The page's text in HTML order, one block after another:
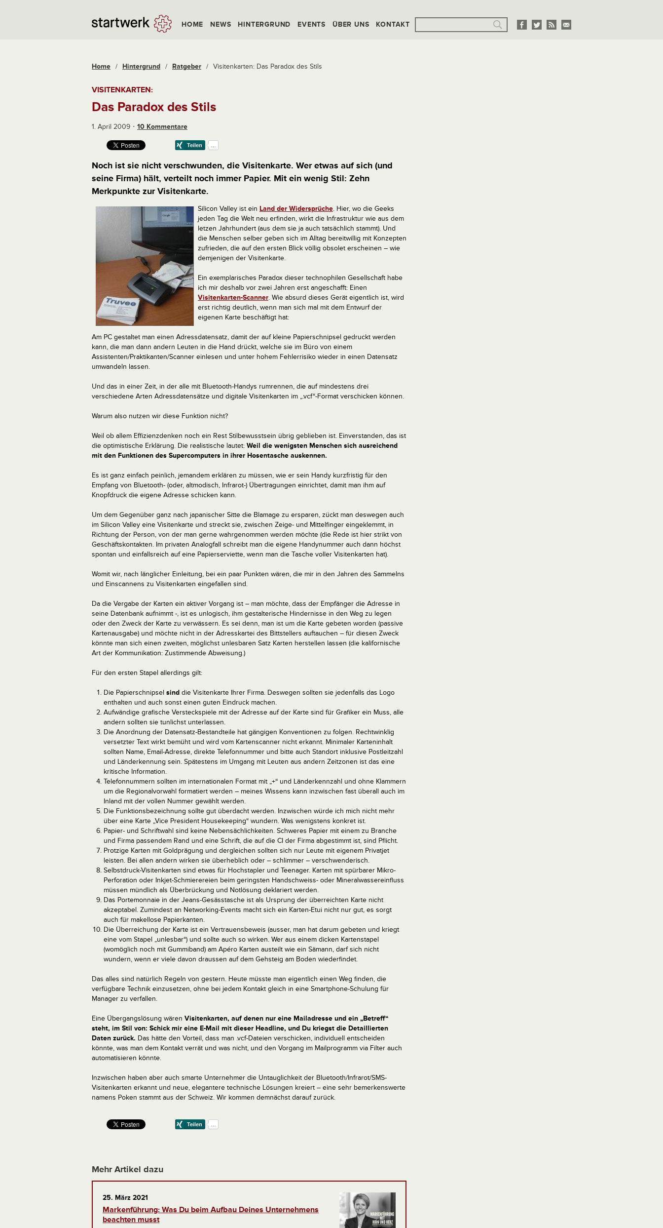
HOME NEWS HINTERGRUND EVENTS ÜBER UNS KONTAKT
Home / Hintergrund / Ratgeber / Visitenkarten: Das Paradox des Stils
VISITENKARTEN:
Das Paradox des Stils
1. April 2009 10 Kommentare
Noch ist sie nicht verschwunden, die Visitenkarte. Wer etwas auf sich (und
seine Firma) hält, verteilt noch immer Papier. Mit ein wenig Stil: Zehn
Merkpunkte zur Visitenkarte.
Silicon Valley ist ein Land der Widersprüche. Hier, wo die Geeks
jeden Tag die Welt neu erfinden, wirkt die Infrastruktur wie aus dem
letzen Jahrhundert (aus dem sie ja auch tatsächlich stammt). Und
die Menschen selber geben sich im Alltag bereitwillig mit Konzepten
zufrieden, die auf den ersten Blick völlig obsolet erscheinen – wie
demjenigen der Visitenkarte.
Ein exemplarisches Paradox dieser technophilen Gesellschaft habe
ich mir deshalb vor zwei Jahren erst angeschafft: Einen
Visitenkarten-Scanner. Wie absurd dieses Gerät eigentlich ist, wird
erst richtig deutlich, wenn man sich mal mit dem Entwurf der
eigenen Karte beschäftigt hat:
Am PC gestaltet man einen Adressdatensatz, damit der auf kleine Papierschnipsel gedruckt werden
kann, die man dann andern Leuten in die Hand drückt, welche sie im Büro von einem
Assistenten/Praktikanten/Scanner einlesen und unter hohem Fehlerrisiko wieder in einen Datensatz
umwandeln lassen.
Und das in einer Zeit, in der alle mit Bluetooth-Handys rumrennen, die auf mindestens drei
verschiedene Arten Adressdatensätze und digitale Visitenkarten im „.vcf“-Format verschicken können.
Warum also nutzen wir diese Funktion nicht?
Weil ob allem Effizienzdenken noch ein Rest Stilbewusstsein übrig geblieben ist. Einverstanden, das ist
die optimistische Erklärung. Die realistische lautet: Weil die wenigsten Menschen sich ausreichend
mit den Funktionen des Supercomputers in ihrer Hosentasche auskennen.
Es ist ganz einfach peinlich, jemandem erklären zu müssen, wie er sein Handy kurzfristig für den
Empfang von Bluetooth- (oder, altmodisch, Infrarot-) Übertragungen einrichtet, damit man ihm auf
Knopfdruck die eigene Adresse schicken kann.
Um dem Gegenüber ganz nach japanischer Sitte die Blamage zu ersparen, zückt man deswegen auch
im Silicon Valley eine Visitenkarte und streckt sie, zwischen Zeige- und Mittelfinger eingeklemmt, in
Richtung der Person, von der man gerne wahrgenommen werden möchte (die Rede ist hier strikt von
Geschäftskontakten. Im privaten Analogfall schreibt man die eigene Handynummer auch dann höchst
spontan und einfallsreich auf eine Papierserviette, wenn man die Tasche voller Visitenkarten hat).
Womit wir, nach länglicher Einleitung, bei ein paar Punkten wären, die mir in den Jahren des Sammelns
und Einscannens zu Visitenkarten eingefallen sind.
Da die Vergabe der Karten ein aktiver Vorgang ist – man möchte, dass der Empfänger die Adresse in
seine Datenbank aufnimmt -, ist es unlogisch, ihm gestalterische Hindernisse in den Weg zu legen
oder den Zweck der Karte zu verwässern. Es sei denn, man ist um die Karte gebeten worden (passive
Kartenausgabe) und möchte nicht in der Adresskartei des Bittstellers auftauchen – für diesen Zweck
könnte man sich einen zweiten, möglichst unlesbaren Satz Karten herstellen lassen (die kalifornische
Art der Kommunikation: Zustimmende Abweisung.)
Für den ersten Stapel allerdings gilt:
Die Papierschnipsel sind die Visitenkarte Ihrer Firma. Deswegen sollten sie jedenfalls das Logo
enthalten und auch sonst einen guten Eindruck machen.
Aufwändige grafische Versteckspiele mit der Adresse auf der Karte sind für Grafiker ein Muss, alle
andern sollten sie tunlichst unterlassen.
Die Anordnung der Datensatz-Bestandteile hat gängigen Konventionen zu folgen. Rechtwinklig
versetzter Text wirkt bemüht und wird vom Kartenscanner nicht erkannt. Minimaler Karteninhalt
sollten Name, Email-Adresse, direkte Telefonnummer und bitte auch Standort inklusive Postleitzahl
und Länderkennung sein. Spätestens im Umgang mit Leuten aus andern Zeitzonen ist das eine
kritische Information.
Telefonnummern sollten im internationalen Format mit „+“ und Länderkennzahl und ohne Klammern
um die Regionalvorwahl formatiert werden – meines Wissens kann inzwischen fast überall auch im
Inland mit der vollen Nummer gewählt werden.
Die Funktionsbezeichnung sollte gut überdacht werden. Inzwischen würde ich mich nicht mehr
über eine Karte „Vice President Housekeeping“ wundern. Was wenigstens konkret ist.
Papier- und Schriftwahl sind keine Nebensächlichkeiten. Schweres Papier mit einem zu Branche
und Firma passendem Rand und eine Schrift, die auf die CI der Firma abgestimmt ist, sind Pflicht.
Protzige Karten mit Goldprägung und dergleichen sollten sich nur Leute mit eigenem Privatjet
leisten. Bei allen andern wirken sie überheblich oder – schlimmer – verschwenderisch.
Selbstdruck-Visitenkarten sind etwas für Hochstapler und Teenager. Karten mit spürbarer Mikro-
Perforation oder Inkjet-Schmierereien beim geringsten Handschweiss- oder Mineralwassereinfluss
müssen mündlich als Überbrückung und Notlösung deklariert werden.
Das Portemonnaie in der Jeans-Gesässtasche ist als Ursprung der überreichten Karte nicht
akzeptabel. Zumindest an Networking-Events macht sich ein Karten-Etui nicht nur gut, es sorgt
auch für makellose Papierkanten.
Die Überreichung der Karte ist ein Vertrauensbeweis (ausser, man hat darum gebeten und kriegt
eine vom Stapel „unlesbar“) und sollte auch so wirken. Wer aus einem dicken Kartenstapel
(womöglich noch mit Gummiband) am Apéro Karten austeilt wie ein Sämann, darf sich nicht
wundern, wenn er viele davon draussen auf dem Gehsteig am Boden wiederfindet.
Das alles sind natürlich Regeln von gestern. Heute müsste man eigentlich einen Weg finden, die
verfügbare Technik einzusetzen, ohne bei jedem Kontakt gleich in eine Smartphone-Schulung für
Manager zu verfallen.
Eine Übergangslösung wären Visitenkarten, auf denen nur eine Mailadresse und ein „Betreff“
steht, im Stil von: Schick mir eine E-Mail mit dieser Headline, und Du kriegst die Detaillierten
Daten zurück. Das hätte den Vorteil, dass man .vcf-Dateien verschicken, individuell entscheiden
könnte, was man dem Kontakt verrät und was nicht, und den Vorgang im Mailprogramm via Filter auch
automatisieren könnte.
Inzwischen haben aber auch smarte Unternehmer die Untauglichkeit der Bluetooth/Infrarot/SMS-
Visitenkarten erkannt und neue, elegantere technische Lösungen kreiert – eine sehr bemerkenswerte
namens Poken stammt aus der Schweiz. Wir kommen demnächst darauf zurück.
Mehr Artikel dazu
25. März 2021
Markenführung: Was Du beim Aufbau Deines Unternehmens
beachten musst